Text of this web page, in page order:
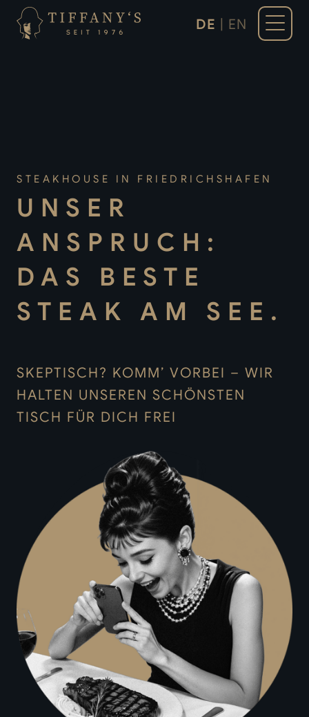
DE EN
STEAKHOUSE IN FRIEDRICHSHAFEN
UNSER
ANSPRUCH:
DAS BESTE
STEAK AM SEE.
SKEPTISCH? KOMM’ VORBEI – WIR
HALTEN UNSEREN SCHÖNSTEN
TISCH FÜR DICH FREI